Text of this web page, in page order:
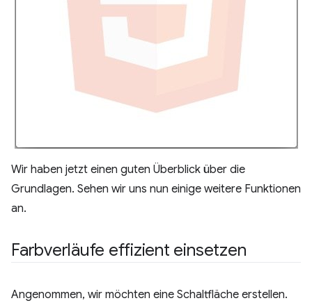
Wir haben jetzt einen guten Überblick über die
Grundlagen. Sehen wir uns nun einige weitere Funktionen
an.
Farbverläufe effizient einsetzen
Angenommen, wir möchten eine Schaltfläche erstellen.